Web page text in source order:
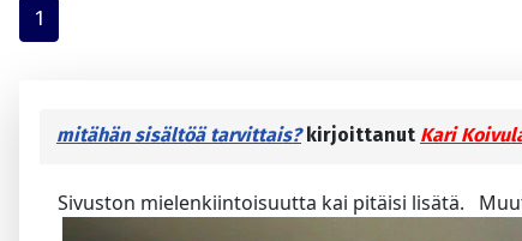
1
mitähän sisältöä tarvittais?kirjoittanut Kari
Sivuston mielenkiintoisuutta kai pitäisi lisätä.